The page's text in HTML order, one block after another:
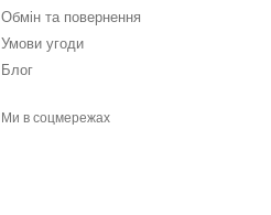
Обмін та повернення
Умови угоди
Блог
Ми в соцмережах